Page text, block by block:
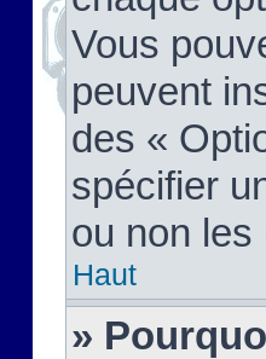
Vous
peuvent
des «
spécifier
ou non
Haut
»